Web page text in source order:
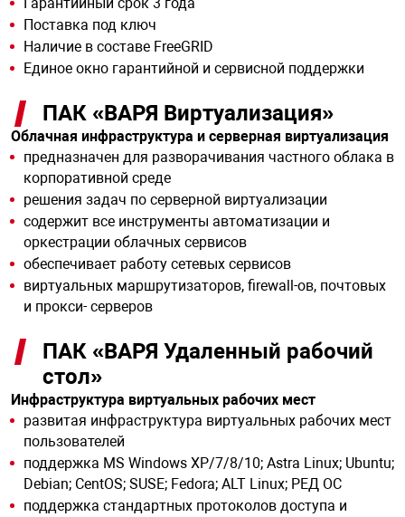
безопасность
оборудование
Поставка под ключ
Наличие в составе FreeGRID
Единое окно гарантийной и сервисной поддержки
ПАК «ВАРЯ Виртуализация»
Облачная инфраструктура и серверная виртуализация
предназначен для разворачивания частного облака в
корпоративной среде
решения задач по серверной виртуализации
содержит все инструменты автоматизации и
оркестрации облачных сервисов
обеспечивает работу сетевых сервисов
виртуальных маршрутизаторов, firewall-ов, почтовых
и прокси- серверов
ПАК «ВАРЯ Удаленный рабочий
стол»
Инфраструктура виртуальных рабочих мест
развитая инфраструктура виртуальных рабочих мест
пользователей
поддержка MS Windows XP/7/8/10; Astra Linux; Ubuntu;
Debian; CentOS; SUSE; Fedora; ALT Linux; РЕД ОС
поддержка стандартных протоколов доступа и